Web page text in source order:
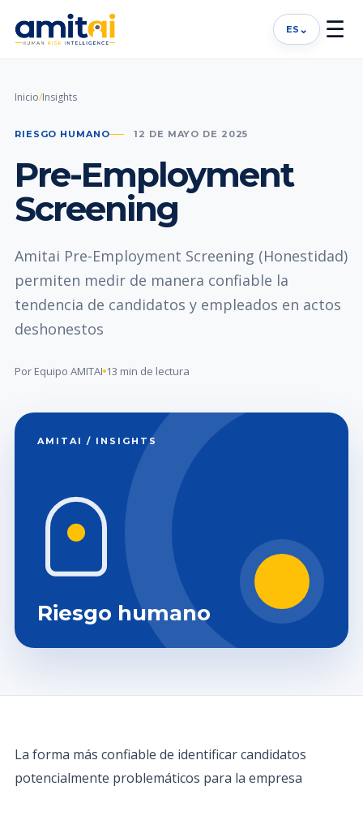
ES ⌄ ☰
Inicio/Insights
RIESGO HUMANO 12 DE MAYO DE 2025
Pre-Employment
Screening
Amitai Pre-Employment Screening (Honestidad)
permiten medir de manera confiable la
tendencia de candidatos y empleados en actos
deshonestos
Por Equipo AMITAI 13 min de lectura
AMITAI / INSIGHTS
Riesgo humano
La forma más confiable de identificar candidatos
potencialmente problemáticos para la empresa